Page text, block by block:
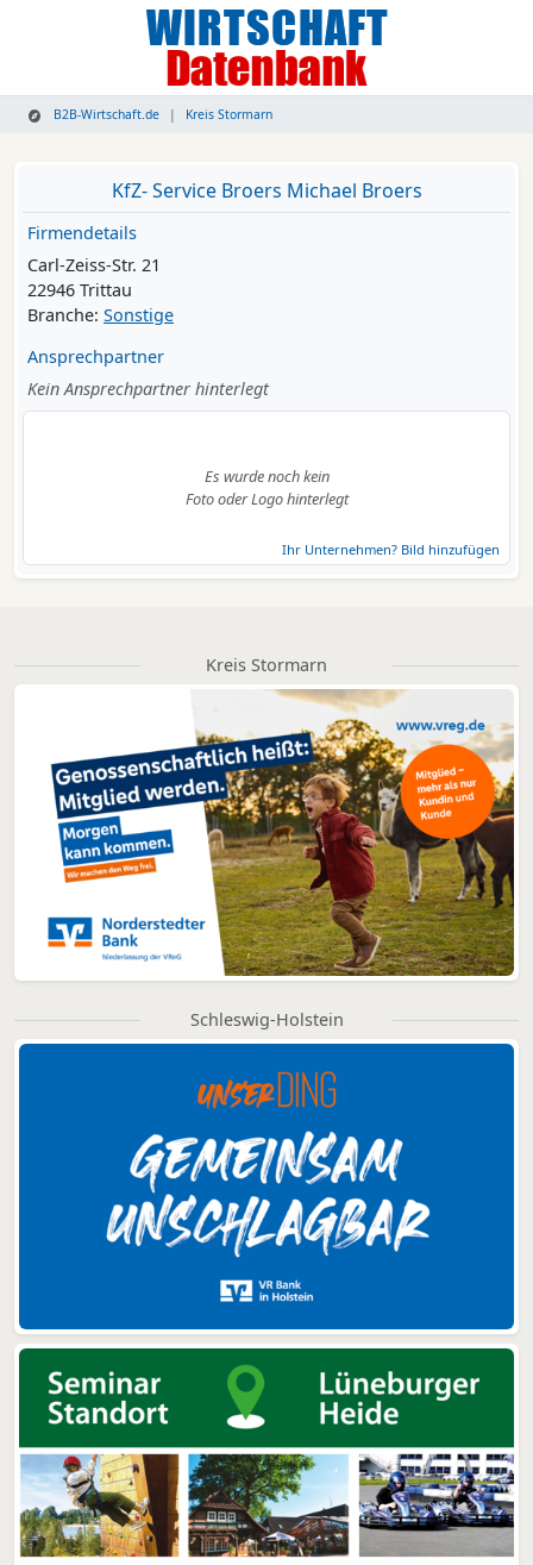
B2B-Wirtschaft.de Kreis Stormarn
KfZ- Service Broers Michael Broers
Firmendetails
Carl-Zeiss-Str. 21
22946 Trittau
Branche: Sonstige
Ansprechpartner
Kein Ansprechpartner hinterlegt
Es wurde noch kein
Foto oder Logo hinterlegt
Ihr Unternehmen? Bild hinzufügen
Kreis Stormarn
Schleswig-Holstein